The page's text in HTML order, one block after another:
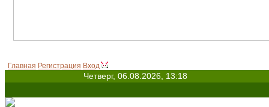
Главная Регистрация Вход
Четверг, 06.08.2026, 13:18